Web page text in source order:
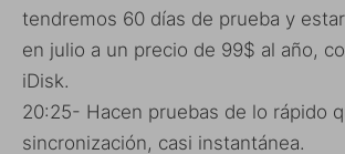
tendremos 60 días de prueba y
en julio a un precio de 99$ al año,
iDisk.
20:25- Hacen pruebas de lo rápido
sincronización, casi instantánea.